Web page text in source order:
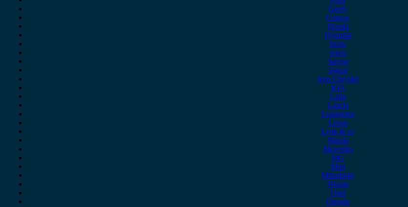
Geely
Gonow
Honda
Hyundai
Isuzu
iveco
Jaecoo
Jaguar
Jeep Chrysler
KIA
Lada
Lancia
Leapmotor
Lexus
Lynk & co
Mazda
Mercedes
MG
Mini
Mitsubishi
Nissan
Opel
Omoda